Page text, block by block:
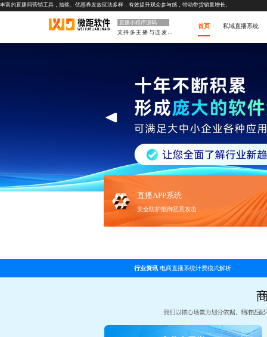
丰富的直播间营销工具，抽奖、优惠券发放玩法多样，有效提升观众参与感，带动带货销量增长。
直播小程序源码
首页 私域直播系统
直播APP系统
安全防护抵御恶意攻击
行业资讯 电商直播系统计费模式解析